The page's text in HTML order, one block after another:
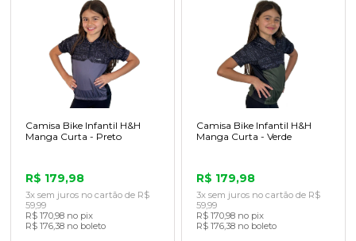
Camisa Bike Infantil H&H
Manga Curta - Preto
R$ 179,98
3x sem juros no cartão de R$
59,99
R$ 170,98 no pix
R$ 176,38 no boleto
Camisa Bike Infantil H&H
Manga Curta - Verde
R$ 179,98
3x sem juros no cartão de R$
59,99
R$ 170,98 no pix
R$ 176,38 no boleto